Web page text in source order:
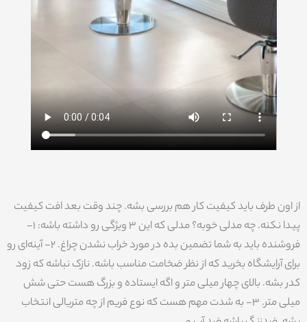
از اون طرف باید کیفیت کار هم بررسی بشه. چند وقت بعد افت کیفیت
پیدا نکنه. چه مدلی خوبه؟ مدلی که این 3 ویژگی رو داشته باشه: 1-
فروشنده باید به شما تضمین بده در مورد خراب نشدن چراغ. 2- آینه‌ای رو
برای آرایشگاه بخرید که از نظر ضخامت مناسب باشه. نازک نباشه که زود
کدر بشه. بالای چهار میلی متر و اگه ایستاده و بزرگ هست حتی شش
میلی متر. 3- به شدت مهم هست که نوع فریم از چه متریالی انتخاب